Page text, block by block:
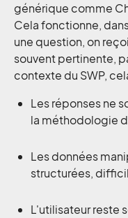
générique comme
Cela fonctionne,
une question, on
souvent pertinente,
contexte du SWP,
Les réponses ne
la méthodologie
Les données
structurées,
L'utilisateur reste